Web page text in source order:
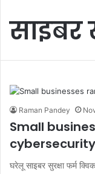
Raman Pandey
Small
घरेलू साइबर सुरक्षा फर्म